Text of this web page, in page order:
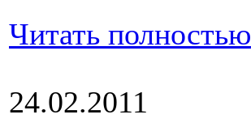
Читать полностью
24.02.2011